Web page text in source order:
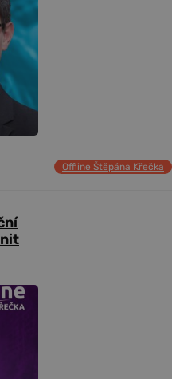
Offline Štěpána Křečka